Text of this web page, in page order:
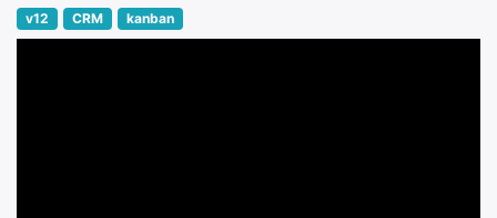
v12 CRM kanban